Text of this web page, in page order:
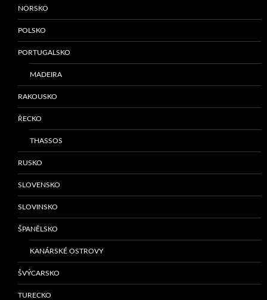
NORSKO
POLSKO
PORTUGALSKO
MADEIRA
RAKOUSKO
ŘECKO
THASSOS
RUSKO
SLOVENSKO
SLOVINSKO
ŠPANĚLSKO
KANÁRSKÉ OSTROVY
ŠVÝCARSKO
TURECKO